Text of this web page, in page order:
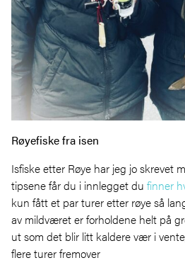
Røyefiske fra isen
Isfiske etter Røye har jeg jo skrevet
tipsene får du i innlegget du finner
kun fått et par turer etter røye så
av mildværet er forholdene helt på
ut som det blir litt kaldere vær i
flere turer fremover